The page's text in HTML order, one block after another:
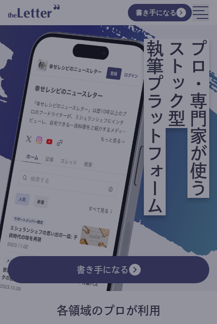
書き手になる
プロ・専門家が使う
ストック型
執筆プラットフォーム
書き手になる
各領域のプロが利用